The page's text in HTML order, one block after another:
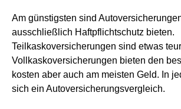
Am günstigsten sind
ausschließlich Haftpflichtschutz bieten.
Teilkaskoversicherungen sind etwas
Vollkaskoversicherungen bieten den
kosten aber auch am meisten Geld. In
sich ein Autoversicherungsvergleich.